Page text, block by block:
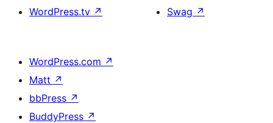
WordPress.tv ↗
Swag ↗
WordPress.com ↗
Matt ↗
bbPress ↗
BuddyPress ↗